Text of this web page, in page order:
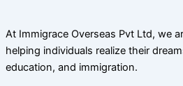
At Immigrace Overseas Pvt Ltd, we
helping individuals realize their
education, and immigration.